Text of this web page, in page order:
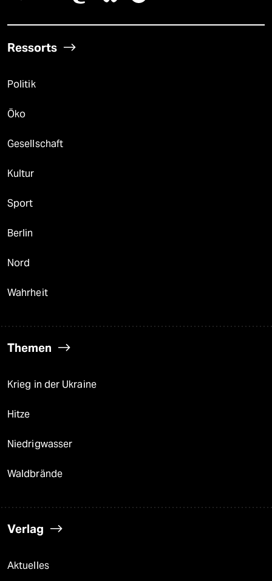
Ressorts
Politik
Öko
Gesellschaft
Kultur
Sport
Berlin
Nord
Wahrheit
Themen
Krieg in der Ukraine
Hitze
Niedrigwasser
Waldbrände
Verlag
Aktuelles